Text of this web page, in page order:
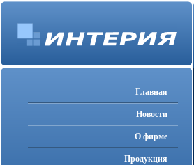
Главная
Новости
О фирме
Продукция